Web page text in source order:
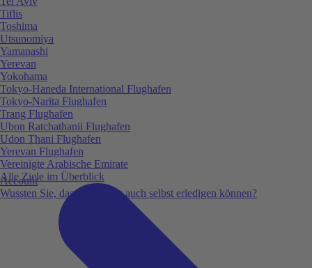
Account
Wussten Sie, dass Sie vieles auch selbst erledigen können?
Tiflis
Toshima
Utsunomiya
Yamanashi
Yerevan
Yokohama
Tokyo-Haneda International Flughafen
Tokyo-Narita Flughafen
Trang Flughafen
Ubon Ratchathanii Flughafen
Udon Thani Flughafen
Yerevan Flughafen
Vereinigte Arabische Emirate
Alle Ziele im Überblick